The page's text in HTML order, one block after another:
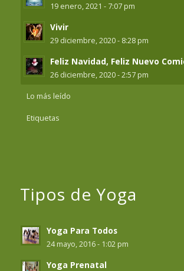
19 enero, 2021 - 7:07 pm
Vivir
29 diciembre, 2020 - 8:28 pm
Feliz Navidad, Feliz Nuevo
26 diciembre, 2020 - 2:57 pm
Lo más leído
Etiquetas
Tipos de Yoga
Yoga Para Todos
24 mayo, 2016 - 1:02 pm
Yoga Prenatal